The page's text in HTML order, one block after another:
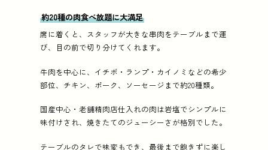
約20種の肉食べ放題に大満足
席に着くと、スタッフが大きな串肉をテーブルまで運
び、目の前で切り分けてくれます。
牛肉を中心に、イチボ・ランプ・カイノミなどの希少
部位、チキン、ポーク、ソーセージまで約20種類。
国産中心・老舗精肉店仕入れの肉は岩塩でシンプルに
味付けされ、焼きたてのジューシーさが格別でした。
テーブルのタレで味変もでき、最後まで飽きずに楽し